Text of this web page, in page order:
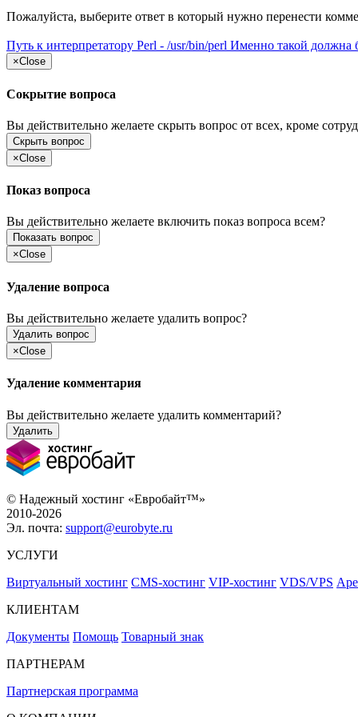
Пожалуйста, выберите ответ в который нужно перенести
Путь к интерпретатору Perl - /usr/bin/perl Именно такой должна
×Close
Сокрытие вопроса
Вы действительно желаете скрыть вопрос от всех, кроме
Скрыть вопрос
×Close
Показ вопроса
Вы действительно желаете включить показ вопроса всем?
Показать вопрос
×Close
Удаление вопроса
Вы действительно желаете удалить вопрос?
Удалить вопрос
×Close
Удаление комментария
Вы действительно желаете удалить комментарий?
Удалить
© Надежный хостинг «Евробайт™»
2010-2026
Эл. почта: support@eurobyte.ru
УСЛУГИ
Виртуальный хостинг CMS-хостинг VIP-хостинг VDS/VPS
КЛИЕНТАМ
Документы Помощь Товарный знак
ПАРТНЕРАМ
Партнерская программа